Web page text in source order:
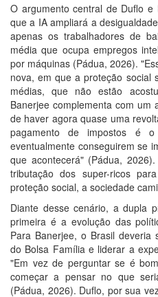
O argumento central de Duflo
que a IA ampliará a
apenas os trabalhadores de
média que ocupa empregos
por máquinas (Pádua, 2026).
nova, em que a proteção social
médias, que não estão
Banerjee complementa com um
de haver agora quase uma
pagamento de impostos é
eventualmente conseguirem se
que acontecerá" (Pádua,
tributação dos super-ricos
proteção social, a sociedade
Diante desse cenário, a dupla
primeira é a evolução das
Para Banerjee, o Brasil
do Bolsa Família e liderar a
"Em vez de perguntar se é
começar a pensar no que
(Pádua, 2026). Duflo, por sua